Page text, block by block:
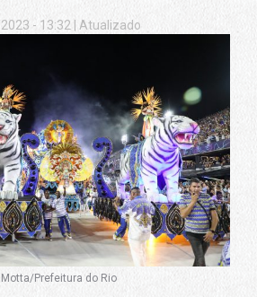
- 13:32 Atualizado
Prefeitura do Rio